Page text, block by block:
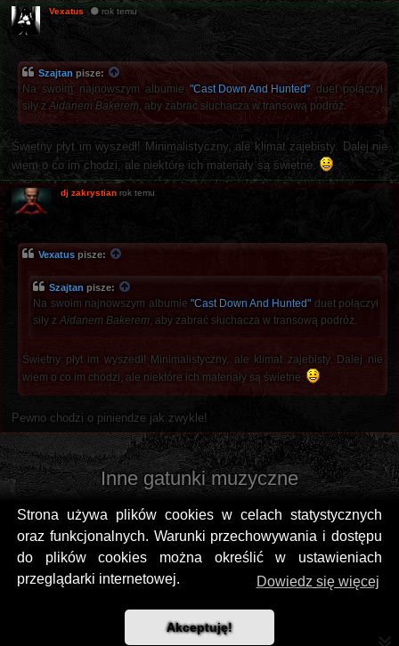
Strona używa plików cookies w celach statystycznych
oraz funkcjonalnych. Warunki przechowywania i dostępu
do plików cookies można określić w ustawieniach
przeglądarki internetowej.
Dowiedz się więcej
Akceptuję!
Vexatus rok temu
Szajtan pisze:
Na swoim najnowszym albumie"Cast Down And Hunted" duet połączył
siły z Aidanem Bakerem, aby zabrać słuchacza w transową podróż.
Świetny płyt im wyszedł! Minimalistyczny, ale klimat zajebisty. Dalej nie
wiem o co im chodzi, ale niektóre ich materiały są świetne.
dj zakrystian rok temu
Vexatus pisze:
Szajtan pisze:
Na swoim najnowszym albumie "Cast Down And Hunted" duet połączył
siły z Aidanem Bakerem, aby zabrać słuchacza w transową podróż.
Świetny płyt im wyszedł! Minimalistyczny, ale klimat zajebisty. Dalej nie
wiem o co im chodzi, ale niektóre ich materiały są świetne.
Pewno chodzi o piniendze jak zwykle!
Inne gatunki muzyczne